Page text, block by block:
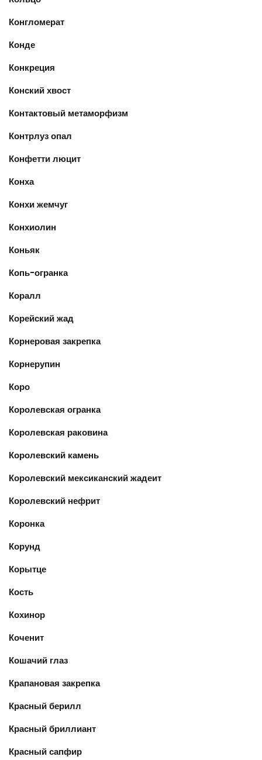
Конгломерат
Конде
Конкреция
Конский хвост
Контактовый метаморфизм
Контрлуз опал
Конфетти люцит
Конха
Конхи жемчуг
Конхиолин
Коньяк
Копь-огранка
Коралл
Корейский жад
Корнеровая закрепка
Корнерупин
Коро
Королевская огранка
Королевская раковина
Королевский камень
Королевский мексиканский жадеит
Королевский нефрит
Коронка
Корунд
Корытце
Кость
Кохинор
Коченит
Кошачий глаз
Крапановая закрепка
Красный берилл
Красный бриллиант
Красный сапфир